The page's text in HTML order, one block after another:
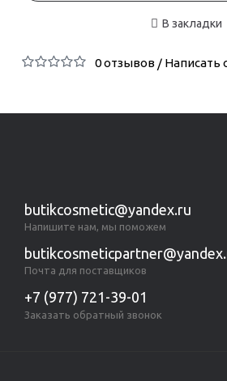
В закладки
0 отзывов/ Написать
butikcosmetic@yandex.ru
Напишите нам, мы поможем
Почта для поставщиков
+7 (977) 721-39-01
Заказать обратный звонок